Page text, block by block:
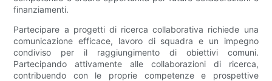
finanziamenti.
Partecipare a progetti di ricerca collaborativa richiede una
comunicazione efficace, lavoro di squadra e un impegno
condiviso per il raggiungimento di obiettivi comuni.
Partecipando attivamente alle collaborazioni di ricerca,
contribuendo con le proprie competenze e prospettive